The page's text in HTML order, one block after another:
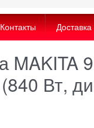
Контакты Доставка
Вт,